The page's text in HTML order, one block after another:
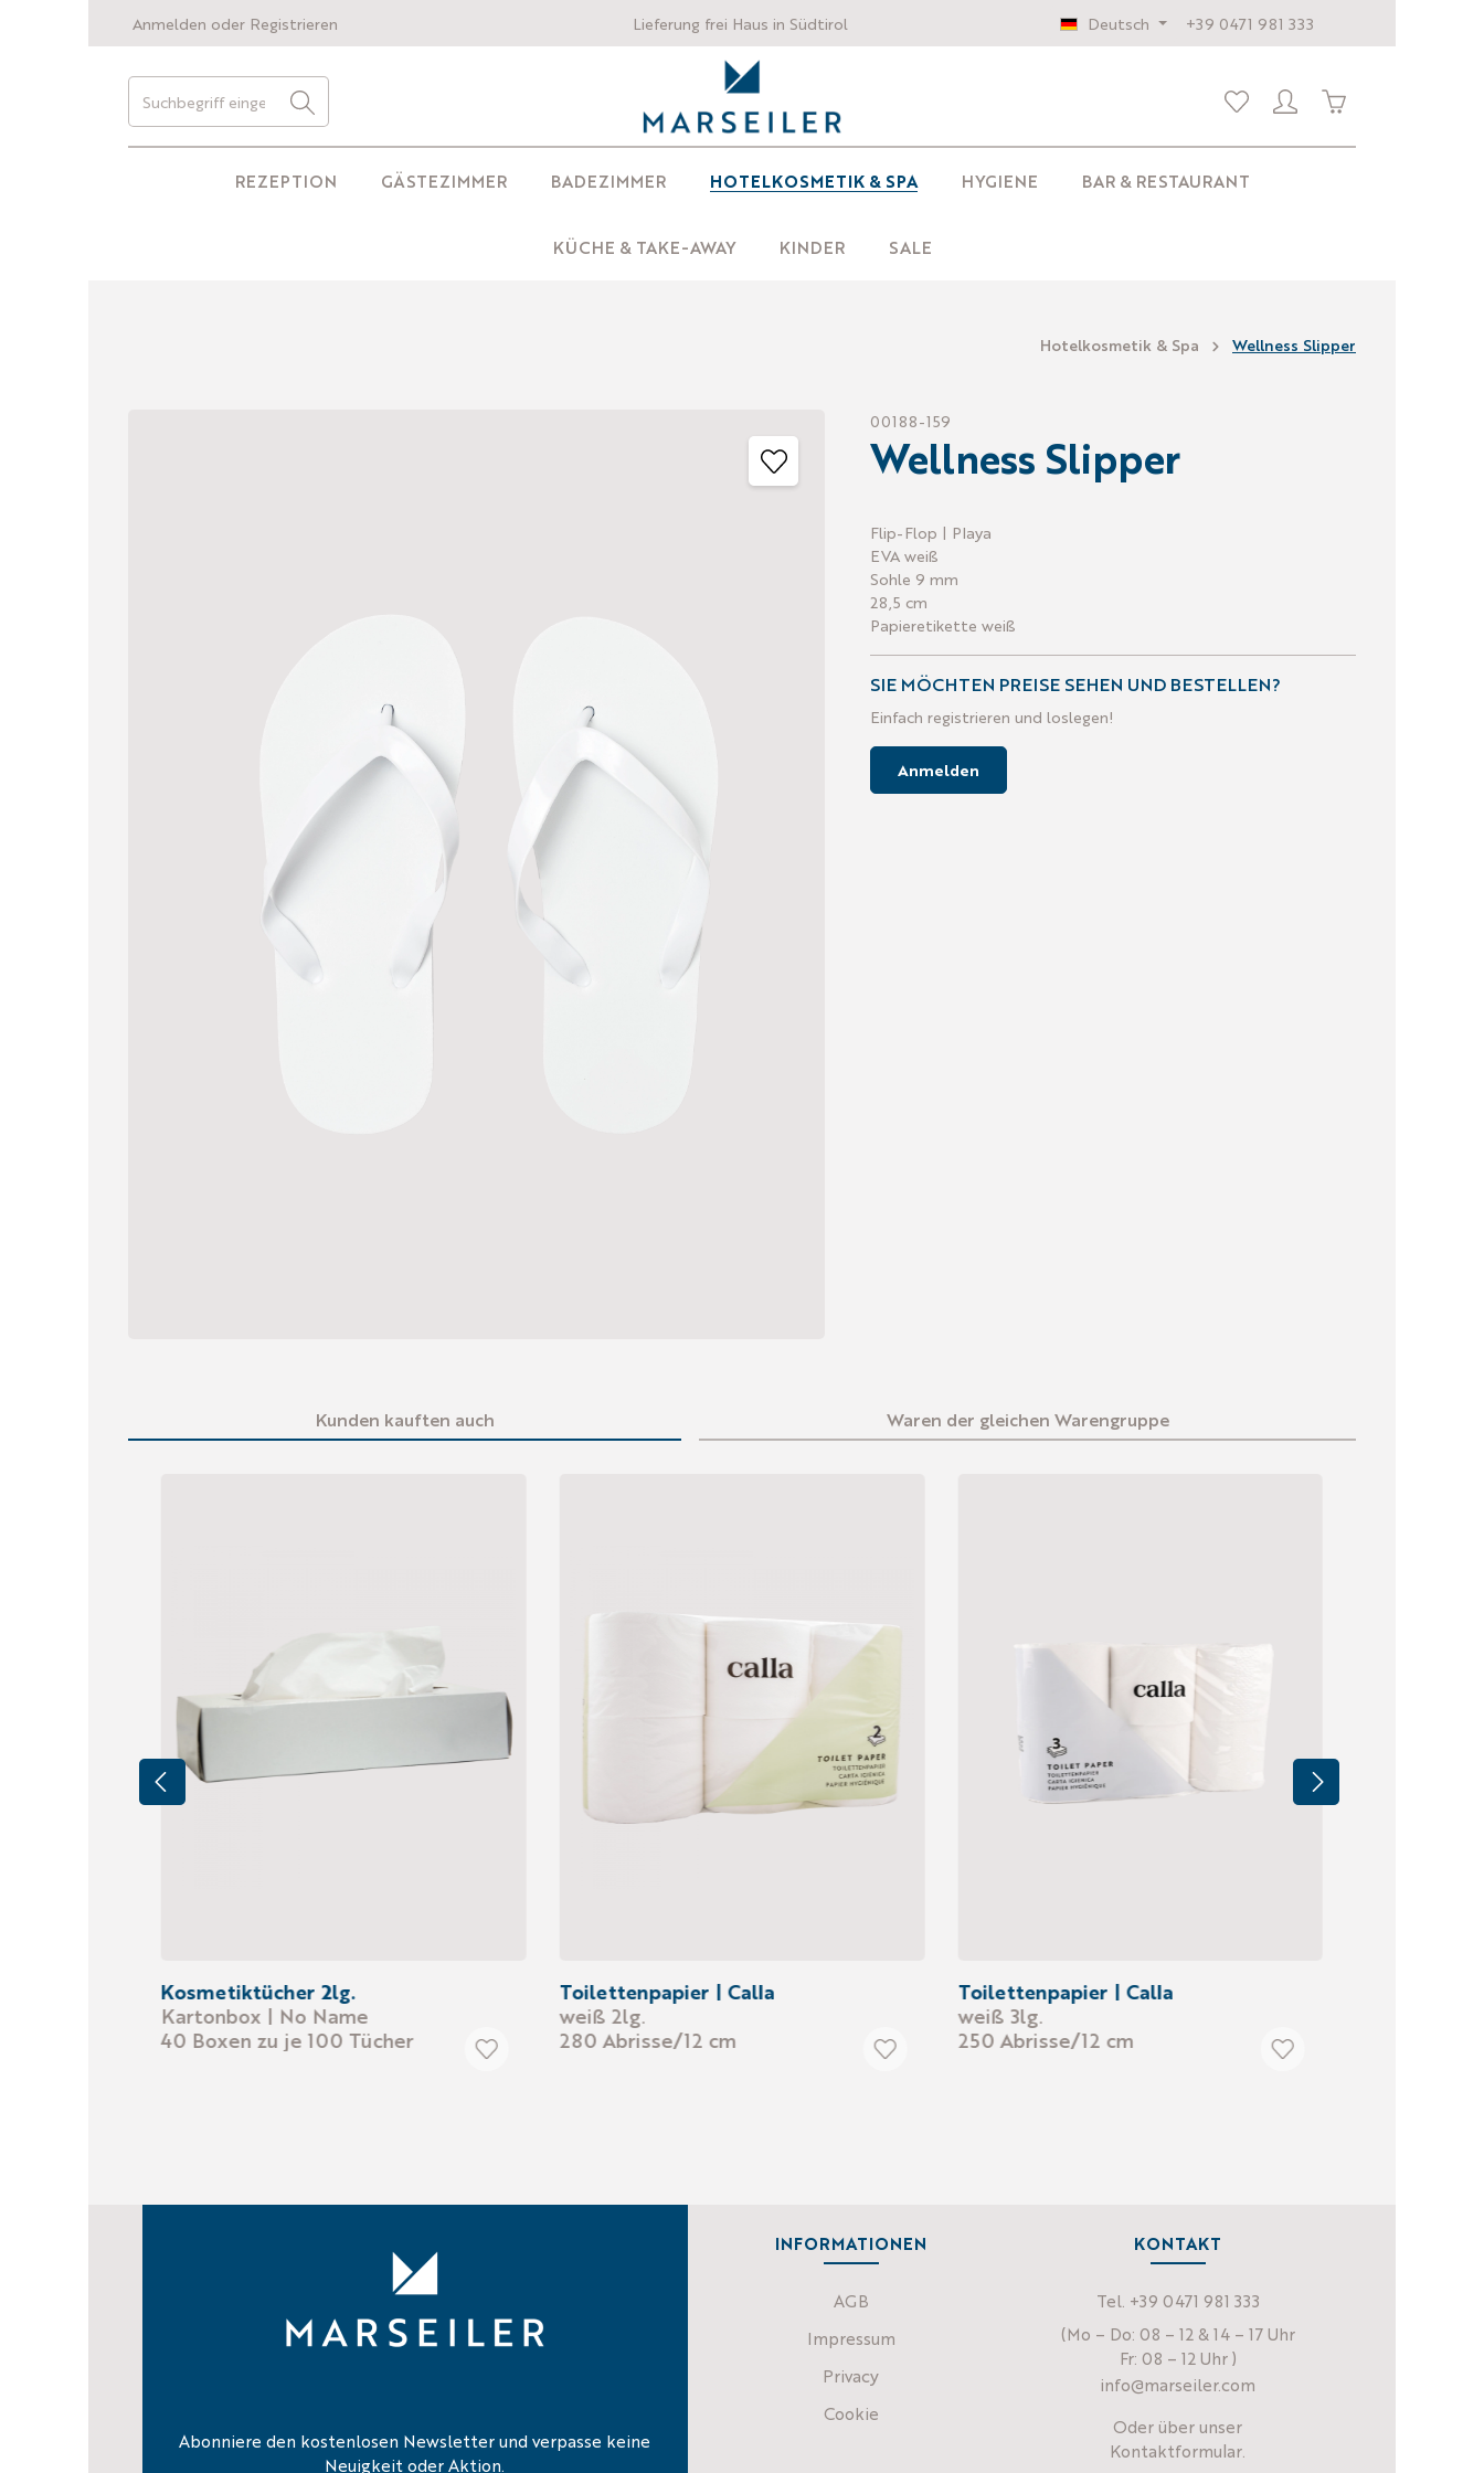
Anmelden oder Registrieren Lieferung frei Haus in Südtirol Deutsch +39 0471 981 333
REZEPTION GÄSTEZIMMER BADEZIMMER HOTELKOSMETIK & SPA HYGIENE BAR & RESTAURANT
KÜCHE & TAKE-AWAY KINDER SALE
Hotelkosmetik & Spa Wellness Slipper
00188-159
Wellness Slipper
Flip-Flop | Playa
EVA weiß
Sohle 9 mm
28,5 cm
Papieretikette weiß
SIE MÖCHTEN PREISE SEHEN UND BESTELLEN?
Einfach registrieren und loslegen!
Anmelden
Kunden kauften auch Waren der gleichen Warengruppe
Kosmetiktücher 2lg.
Kartonbox | No Name
40 Boxen zu je 100 Tücher
Toilettenpapier | Calla
weiß 2lg.
280 Abrisse/12 cm
Toilettenpapier | Calla
weiß 3lg.
250 Abrisse/12 cm
Abonniere den kostenlosen Newsletter und verpasse keine
Neuigkeit oder Aktion.
KONTAKT
Tel. +39 0471 981 333
(Mo – Do: 08 – 12 & 14 – 17 Uhr
Fr: 08 – 12 Uhr )
info@marseiler.com
Oder über unser
Kontaktformular
INFORMATIONEN
AGB
Impressum
Privacy
Cookie